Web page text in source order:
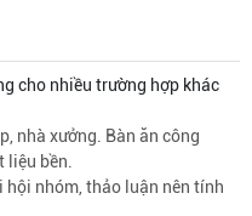
cho nhiều trường hợp khác
nhà xưởng. Bàn ăn công
liệu bền.
hội nhóm, thảo luận nên tính